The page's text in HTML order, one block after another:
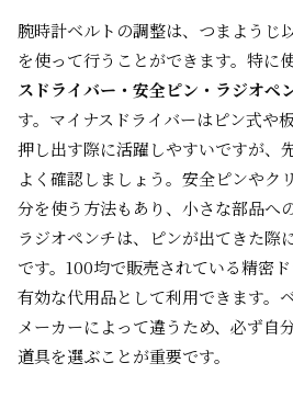
腕時計ベルトの調整は、つまようじ
を使って行うことができます。特に
スドライバー・安全ピン・ラジオペ
す。マイナスドライバーはピン式や
押し出す際に活躍しやすいですが、
よく確認しましょう。安全ピンやク
分を使う方法もあり、小さな部品へ
ラジオペンチは、ピンが出てきた際
です。100均で販売されている精密
有効な代用品として利用できます。
メーカーによって違うため、必ず自
道具を選ぶことが重要です。